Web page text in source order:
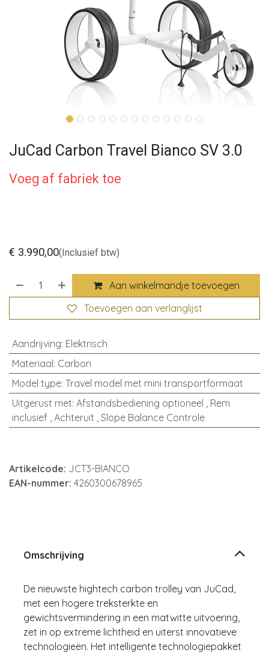
JuCad Carbon Travel Bianco SV 3.0
Voeg af fabriek toe
€ 3.990,00(Inclusief btw)
Aan winkelmandje toevoegen
Toevoegen aan verlanglijst
Aandrijving: Elektrisch
Materiaal: Carbon
Model type: Travel model met mini transportformaat
Uitgerust met: Afstandsbediening optioneel , Rem
inclusief, Achteruit , Slope Balance Controle
Artikelcode: JCT3-BIANCO
EAN-nummer: 4260300678965
Omschrijving
De nieuwste hightech carbon trolley van JuCad,
met een hogere treksterkte en
gewichtsvermindering in een matwitte uitvoering,
zet in op extreme lichtheid en uiterst innovatieve
technologieën. Het intelligente technologiepakket